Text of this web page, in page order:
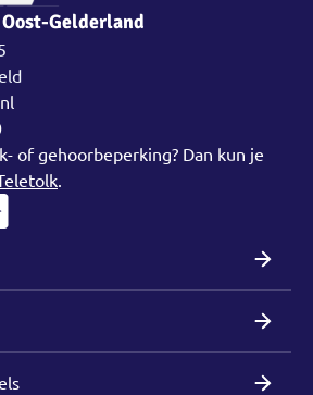
Gelderland
of gehoorbeperking? Dan kun je
.